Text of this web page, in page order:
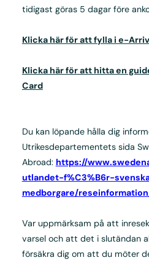
tidigast göras 5 dagar före
Klicka här för att fylla i e-
Klicka här för att hitta en
Card
Du kan löpande hålla dig
Utrikesdepartementets sida
Abroad: https://
utlandet-f%C3%B6r-
medborgare/
Var uppmärksam på att
varsel och att det i slutändan
försäkra dig om att du möter